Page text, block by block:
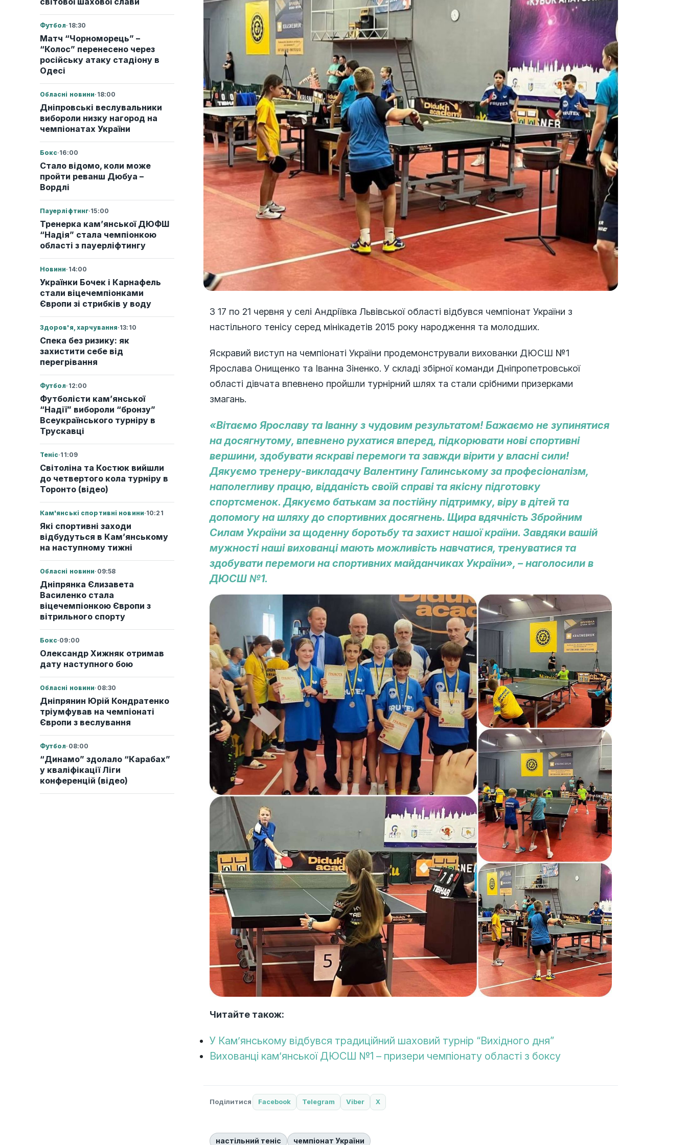
Футбол· 18:30
Матч “Чорноморець” –
“Колос” перенесено через
російську атаку стадіону в
Одесі
Обласні новини· 18:00
Дніпровські веслувальники
вибороли низку нагород на
чемпіонатах України
Бокс·16:00
Стало відомо, коли може
пройти реванш Дюбуа –
Вордлі
Пауерліфтинг·15:00
Тренерка кам’янської ДЮФШ
“Надія” стала чемпіонкою
області з пауерліфтингу
Новини· 14:00
Українки Бочек і Карнафель
стали віцечемпіонками
Європи зі стрибків у воду
Здоров'я, харчування·13:10
Спека без ризику: як
захистити себе від
перегрівання
Футбол· 12:00
Футболісти кам’янської
“Надії” вибороли “бронзу”
Всеукраїнського турніру в
Трускавці
Теніс·11:09
Світоліна та Костюк вийшли
до четвертого кола турніру в
Торонто (відео)
Кам'янські спортивні новини·10:21
Які спортивні заходи
відбудуться в Кам’янському
на наступному тижні
Обласні новини· 09:58
Дніпрянка Єлизавета
Василенко стала
віцечемпіонкою Європи з
вітрильного спорту
Бокс·09:00
Олександр Хижняк отримав
дату наступного бою
Обласні новини· 08:30
Дніпрянин Юрій Кондратенко
тріумфував на чемпіонаті
Європи з веслування
Футбол· 08:00
“Динамо” здолало “Карабах”
у кваліфікації Ліги
конференцій (відео)
З 17 по 21 червня у селі Андріївка Львівської області відбувся чемпіонат України з
настільного тенісу серед мінікадетів 2015 року народження та молодших.
Яскравий виступ на чемпіонаті України продемонстрували вихованки ДЮСШ №1
Ярослава Онищенко та Іванна Зіненко. У складі збірної команди Дніпропетровської
області дівчата впевнено пройшли турнірний шлях та стали срібними призерками
змагань.
«Вітаємо Ярославу та Іванну з чудовим результатом! Бажаємо не зупинятися
на досягнутому, впевнено рухатися вперед, підкорювати нові спортивні
вершини, здобувати яскраві перемоги та завжди вірити у власні сили!
Дякуємо тренеру-викладачу Валентину Галинському за професіоналізм,
наполегливу працю, відданість своїй справі та якісну підготовку
спортсменок. Дякуємо батькам за постійну підтримку, віру в дітей та
допомогу на шляху до спортивних досягнень. Щира вдячність Збройним
Силам України за щоденну боротьбу та захист нашої країни. Завдяки вашій
мужності наші вихованці мають можливість навчатися, тренуватися та
здобувати перемоги на спортивних майданчиках України», – наголосили в
ДЮСШ №1.
Читайте також:
У Кам’янському відбувся традиційний шаховий турнір “Вихідного дня”
Вихованці кам’янської ДЮСШ №1 – призери чемпіонату області з боксу
Поділитися Facebook Telegram Viber X
настільний теніс чемпіонат України